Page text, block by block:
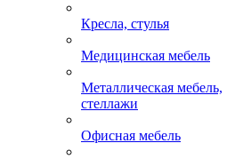
Кресла, стулья
Медицинская мебель
Металлическая мебель,
стеллажи
Офисная мебель